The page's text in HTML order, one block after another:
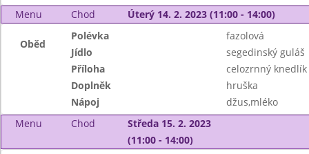
Menu
Chod Úterý 14. 2. 2023 (11:00 - 14:00)
Oběd
Polévka
fazolová
Jídlo
segedinský guláš
Příloha
celozrnný knedlík
Doplněk
hruška
Nápoj
džus,mléko
Menu
Chod
Středa 15. 2. 2023
(11:00 - 14:00)